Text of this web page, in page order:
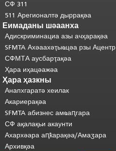
СФ 311
511 Арегионалтә дыррақәа
Еимаданы шәаанха
Адискриминациа азы ачҳарақәа
SFMTA Ахәаахәҭыҩцәа рзы Ацентр
СФМТА аусбарҭақәа
Ҳара иҳацәажәа
Ҳара ҳазкны
Анапхгаратә хеилак
Акариерақәа
SFMTA абизнес амҩаԥгара
СФ ақалақьи акаунти
Ахархәара аԥҟарақәа/Амаӡара
Архивқәа